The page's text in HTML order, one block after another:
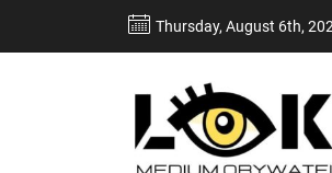
Thursday, August 6th,